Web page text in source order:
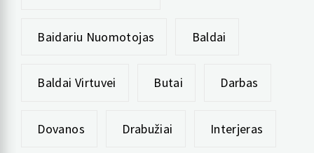
Baidariu Nuomotojas Baldai
Baldai Virtuvei Butai Darbas
Dovanos Drabužiai Interjeras